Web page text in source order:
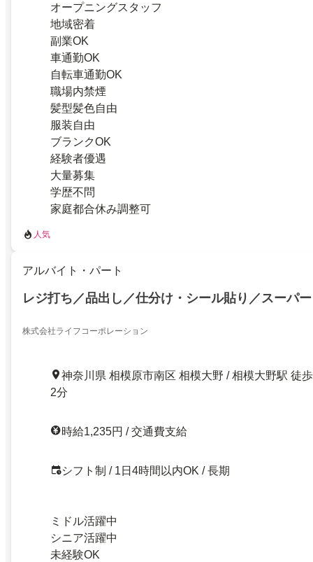
オープニングスタッフ
地域密着
副業OK
車通勤OK
自転車通勤OK
職場内禁煙
髪型髪色自由
服装自由
ブランクOK
経験者優遇
大量募集
学歴不問
家庭都合休み調整可
人気
アルバイト・パート
レジ打ち／品出し／仕分け・シール貼り／スーパー
株式会社ライフコーポレーション
神奈川県 相模原市南区 相模大野 / 相模大野駅 徒歩
2分
時給1,235円 / 交通費支給
シフト制 / 1日4時間以内OK / 長期
ミドル活躍中
シニア活躍中
未経験OK